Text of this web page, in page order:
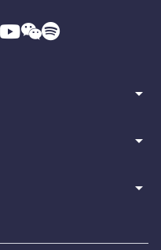
arrow_drop_down
arrow_drop_down
arrow_drop_down